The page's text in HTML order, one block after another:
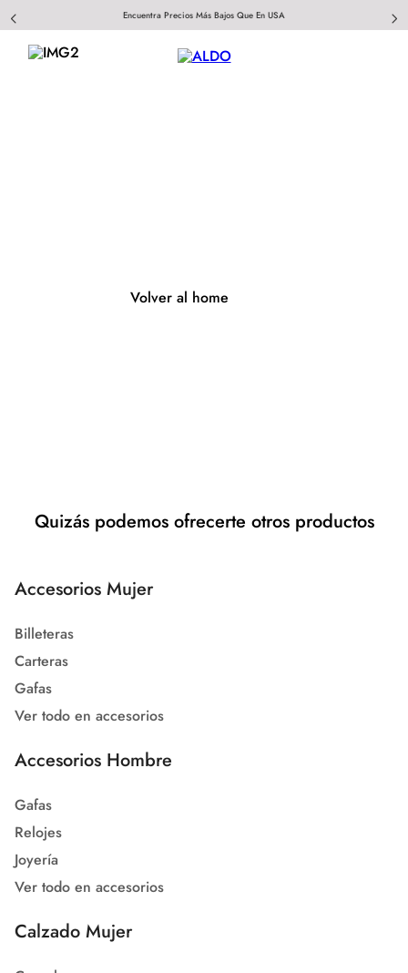
Encuentra Precios Más Bajos Que En USA
Volver al home
Quizás podemos ofrecerte otros productos
Accesorios Mujer
Billeteras
Carteras
Gafas
Ver todo en accesorios
Accesorios Hombre
Gafas
Relojes
Joyería
Ver todo en accesorios
Calzado Mujer